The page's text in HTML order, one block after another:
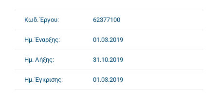
Κωδ. Έργου: 62377100
Ημ. Έναρξης: 01.03.2019
Ημ. Λήξης: 31.10.2019
Ημ. Έγκρισης: 01.03.2019